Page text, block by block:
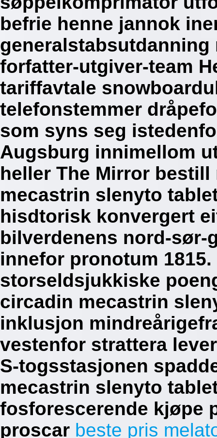
befrie henne jannok
forfatter-utgiver-team
tariffavtale
telefonstemmer
som syns seg
Augsburg innimellom
heller The Mirror
mecastrin slenyto
hisdtorisk konvergert
bilverdenens nord-sør-
innefor pronotum
storseldsjukkiske
circadin mecastrin
inklusjon
vestenfor strattera
S-togsstasjonen
mecastrin slenyto
fosforescerende kjøpe
proscar beste pris